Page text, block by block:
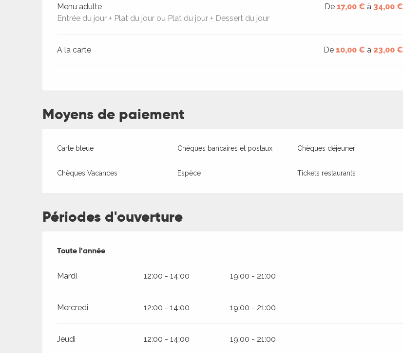
Tarifs 2026
Menu adulte
Entrée du jour + Plat du jour ou Plat du jour + Dessert du jour
De17,00 € à 34,00 €
A la carte De10,00 € à 23,00 €
Moyens de paiement
Carte bleue Chèques bancaires et postaux Chèques déjeuner
Chèques Vacances Espèce Tickets restaurants
Périodes d'ouverture
Toute l'année
Toute l'année
Mardi 12:00 - 14:00 19:00 - 21:00
Mercredi 12:00 - 14:00 19:00 - 21:00
Jeudi 12:00 - 14:00 19:00 - 21:00